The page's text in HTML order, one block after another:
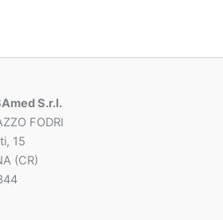
S.r.l.
FODRI
15
(CR)